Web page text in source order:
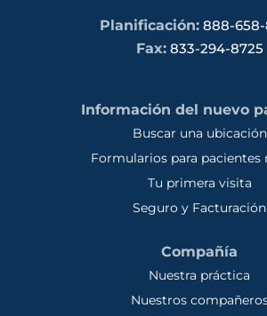
Planificación: 888-
Fax:833-294-8725
Información del nuevo
Buscar una ubicación
Formularios para pacientes
Tu primera visita
Seguro y Facturación
Compañía
Nuestra práctica
Nuestros